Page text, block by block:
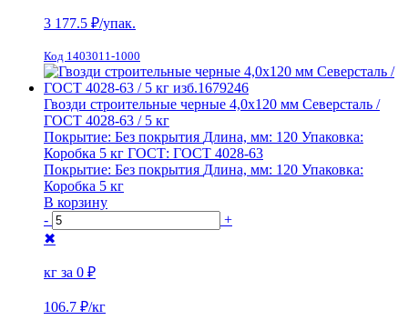
3 177.5 ₽/упак.
Код 1403011-1000
Гвозди строительные черные 4,0х120 мм Северсталь /
ГОСТ 4028-63 / 5 кг
Покрытие: Без покрытия Длина, мм: 120 Упаковка:
Коробка 5 кг ГОСТ: ГОСТ 4028-63
Покрытие: Без покрытия Длина, мм: 120 Упаковка:
Коробка 5 кг
В корзину
-
+
✖
кг за 0 ₽
106.7 ₽/кг